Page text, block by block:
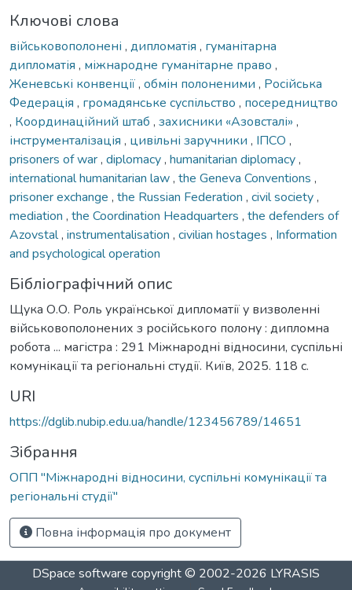
Ключові слова
військовополонені , дипломатія , гуманітарна
дипломатія , міжнародне гуманітарне право ,
Женевські конвенції, обмін полоненими , Російська
Федерація , громадянське суспільство , посередництво
, Координаційний штаб , захисники «Азовсталі» ,
інструменталізація , цивільні заручники , ІПСО ,
prisoners of war, diplomacy, humanitarian diplomacy,
international humanitarian law, the Geneva Conventions ,
prisoner exchange , the Russian Federation , civil society,
mediation , the Coordination Headquarters , the defenders of
Azovstal, instrumentalisation , civilian hostages , Information
and psychological operation
Бібліографічний опис
Щука О.О. Роль української дипломатії у визволенні
військовополонених з російського полону : дипломна
робота ... магістра : 291 Міжнародні відносини, суспільні
комунікації та регіональні студії. Київ, 2025. 118 с.
URI
https://dglib.nubip.edu.ua/handle/123456789/14651
Зібрання
ОПП "Міжнародні відносини, суспільні комунікації та
регіональні студії"
Повна інформація про документ
DSpace software copyright © 2002-2026 LYRASIS